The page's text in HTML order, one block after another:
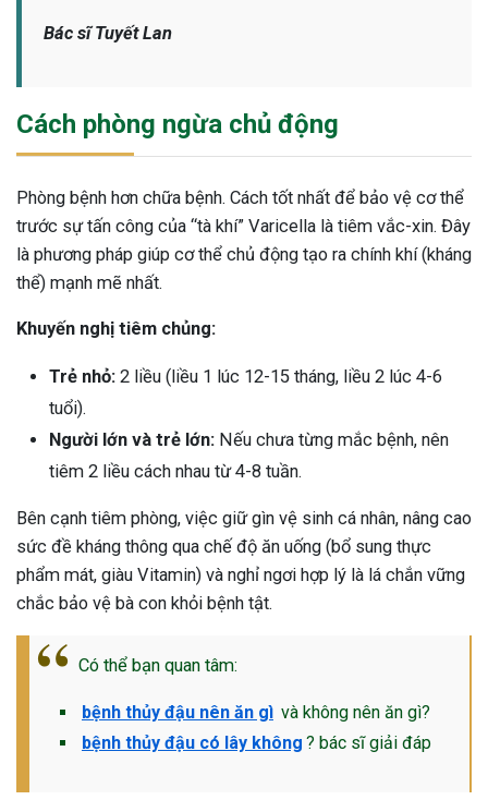
Bác sĩ Tuyết Lan
Cách phòng ngừa chủ động
Phòng bệnh hơn chữa bệnh. Cách tốt nhất để bảo vệ cơ thể
trước sự tấn công của “tà khí” Varicella là tiêm vắc-xin. Đây
là phương pháp giúp cơ thể chủ động tạo ra chính khí (kháng
thể) mạnh mẽ nhất.
Khuyến nghị tiêm chủng:
Trẻ nhỏ: 2 liều (liều 1 lúc 12-15 tháng, liều 2 lúc 4-6
tuổi).
Người lớn và trẻ lớn: Nếu chưa từng mắc bệnh, nên
tiêm 2 liều cách nhau từ 4-8 tuần.
Bên cạnh tiêm phòng, việc giữ gìn vệ sinh cá nhân, nâng cao
sức đề kháng thông qua chế độ ăn uống (bổ sung thực
phẩm mát, giàu Vitamin) và nghỉ ngơi hợp lý là lá chắn vững
chắc bảo vệ bà con khỏi bệnh tật.
Có thể bạn quan tâm:
bệnh thủy đậu nên ăn gì và không nên ăn gì?
bệnh thủy đậu có lây không ? bác sĩ giải đáp